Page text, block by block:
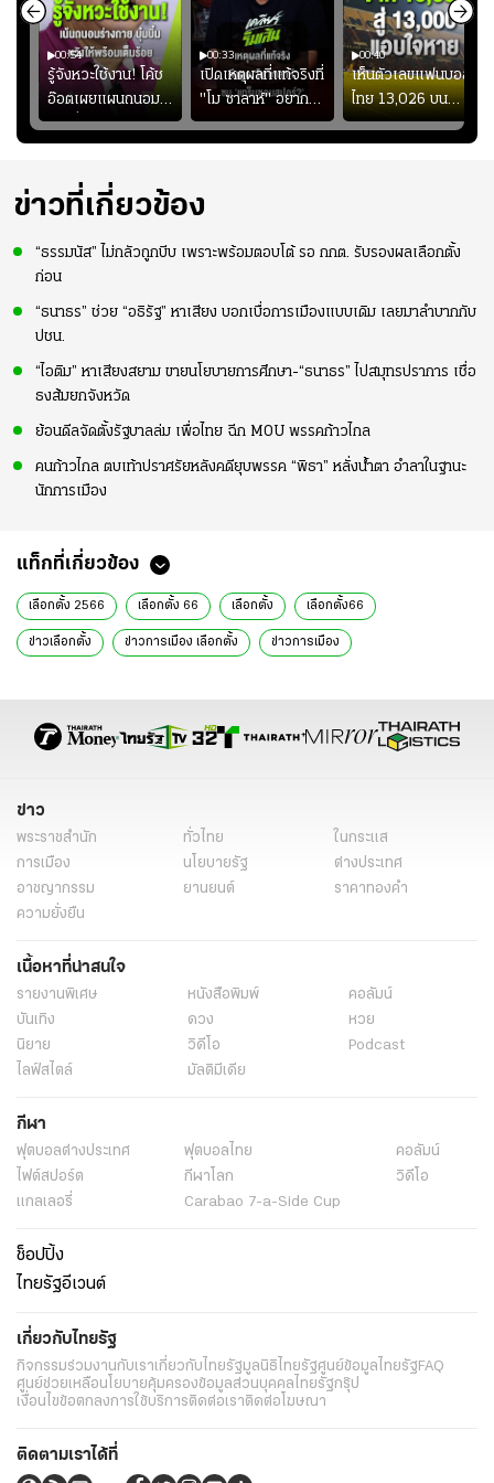
00:54
รู้จังหวะใช้งาน! โค้ช
อ๊อตเผยแผนถนอม
“บุ๋มบิ๋ม” เพื่อรักษา
ร่างกายให้พร้อมที่สุด
00:33
เปิดเหตุผลที่แท้จริงที่
"โม ซาลาห์" อยาก
ย้ายซบ "แทร็บซอนส
ปอร์"
00:40
เห็นตัวเลขแฟนบอล
ไทย 13,026 บน
สกอร์บอร์ดแล้วแอบ
ใจหาย น้อยกว่านัดที่
ข่าวที่เกี่ยวข้อง
“ธรรมนัส” ไม่กลัวถูกบีบ เพราะพร้อมตอบโต้ รอ กกต. รับรองผลเลือกตั้ง
ก่อน
“ธนาธร” ช่วย “อธิรัฐ” หาเสียง บอกเบื่อการเมืองแบบเดิม เลยมาลำบากกับ
ปชน.
“ไอติม” หาเสียงสยาม ขายนโยบายการศึกษา-“ธนาธร” ไปสมุทรปราการ เชื่อ
ธงส้มยกจังหวัด
ย้อนดีลจัดตั้งรัฐบาลล่ม เพื่อไทย ฉีก MOU พรรคก้าวไกล
คนก้าวไกล ตบเท้าปราศรัยหลังคดียุบพรรค “พิธา” หลั่งน้ำตา อำลาในฐานะ
นักการเมือง
แท็กที่เกี่ยวข้อง
เลือกตั้ง 2566 เลือกตั้ง 66 เลือกตั้ง เลือกตั้ง66
ข่าวเลือกตั้ง ข่าวการเมือง เลือกตั้ง ข่าวการเมือง
ข่าว
พระราชสำนัก ทั่วไทย
ในกระแส
การเมือง
นโยบายรัฐ
ต่างประเทศ
อาชญากรรม
ยานยนต์
ราคาทองคำ
ความยั่งยืน
เนื้อหาที่น่าสนใจ
รายงานพิเศษ หนังสือพิมพ์
คอลัมน์
บันเทิง
ดวง
หวย
นิยาย
วิดีโอ
Podcast
ไลฟ์สไตล์
มัลติมีเดีย
กีฬา
ฟุตบอลต่่างประเทศ ฟุตบอลไทย
คอลัมน์
ไฟต์สปอร์ต
กีฬาโลก
วิดีโอ
แกลเลอรี่
Carabao 7-a-Side Cup
ช็อปปิ้ง
ไทยรัฐอีเวนต์
เกี่ยวกับไทยรัฐ
กิจกรรมร่วมงานกับเราเกี่ยวกับไทยรัฐมูลนิธิไทยรัฐศูนย์ข้อมูลไทยรัฐFAQ
ศูนย์ช่วยเหลือนโยบายคุ้มครองข้อมูลส่วนบุคคลไทยรัฐกรุ๊ป
เงื่อนไขข้อตกลงการใช้บริการติดต่อเราติดต่อโฆษณา
ติดตามเราได้ที่